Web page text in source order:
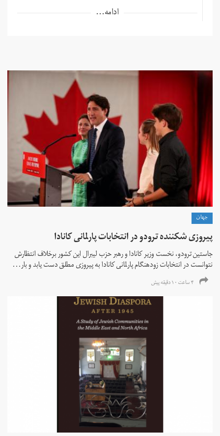
ادامه...
جهان
پیروزی شکننده ترودو در انتخابات پارلمانی کانادا
جاستین ترودو، نخست وزیر کانادا و رهبر حزب لیبرال این کشور برخلاف انتظارش
نتوانست در انتخابات زود‌هنگام پارلمانی کانادا به پیروزی مطلق دست یابد و بار...
۴ ساعت ۱۰ دقیقه پیش